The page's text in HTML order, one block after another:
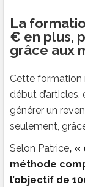
La
€ en plus,
grâce aux
Cette formation
début
générer un
seulement,
Selon Patrice, «
méthode
l’objectif de